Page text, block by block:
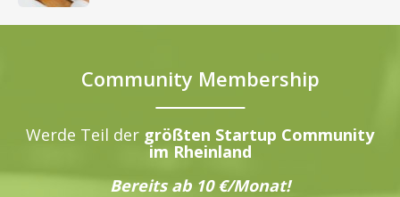
Community Membership
Werde Teil der größten Startup Community
im Rheinland
Bereits ab 10 €/Monat!